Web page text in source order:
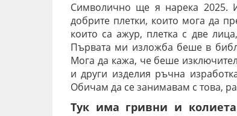
Символично ще я нарека 2025.
добрите плетки, които мога да
които са ажур, плетка с две
Първата ми изложба беше в
Мога да кажа, че беше
и други изделия ръчна
Обичам да се занимавам с това,
Тук има гривни и